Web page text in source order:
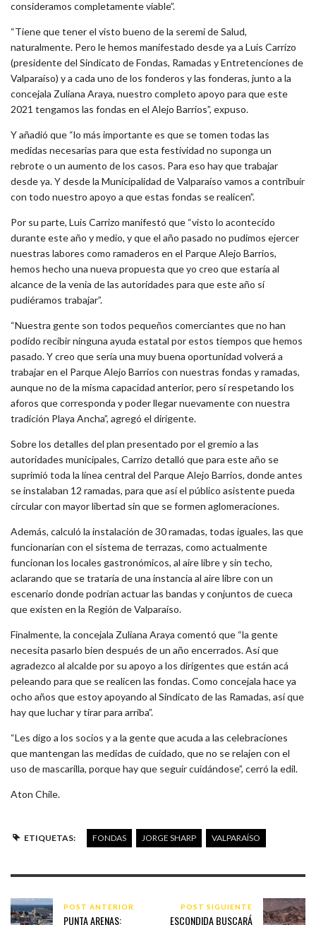
consideramos completamente viable”.
“Tiene que tener el visto bueno de la seremi de Salud,
naturalmente. Pero le hemos manifestado desde ya a Luis Carrizo
(presidente del Sindicato de Fondas, Ramadas y Entretenciones de
Valparaíso) y a cada uno de los fonderos y las fonderas, junto a la
concejala Zuliana Araya, nuestro completo apoyo para que este
2021 tengamos las fondas en el Alejo Barrios”, expuso.
Y añadió que “lo más importante es que se tomen todas las
medidas necesarias para que esta festividad no suponga un
rebrote o un aumento de los casos. Para eso hay que trabajar
desde ya. Y desde la Municipalidad de Valparaíso vamos a contribuir
con todo nuestro apoyo a que estas fondas se realicen”.
Por su parte, Luis Carrizo manifestó que “visto lo acontecido
durante este año y medio, y que el año pasado no pudimos ejercer
nuestras labores como ramaderos en el Parque Alejo Barrios,
hemos hecho una nueva propuesta que yo creo que estaría al
alcance de la venia de las autoridades para que este año sí
pudiéramos trabajar”.
“Nuestra gente son todos pequeños comerciantes que no han
podido recibir ninguna ayuda estatal por estos tiempos que hemos
pasado. Y creo que sería una muy buena oportunidad volverá a
trabajar en el Parque Alejo Barrios con nuestras fondas y ramadas,
aunque no de la misma capacidad anterior, pero sí respetando los
aforos que corresponda y poder llegar nuevamente con nuestra
tradición Playa Ancha”, agregó el dirigente.
Sobre los detalles del plan presentado por el gremio a las
autoridades municipales, Carrizo detalló que para este año se
suprimió toda la línea central del Parque Alejo Barrios, donde antes
se instalaban 12 ramadas, para que así el público asistente pueda
circular con mayor libertad sin que se formen aglomeraciones.
Además, calculó la instalación de 30 ramadas, todas iguales, las que
funcionarían con el sistema de terrazas, como actualmente
funcionan los locales gastronómicos, al aire libre y sin techo,
aclarando que se trataría de una instancia al aire libre con un
escenario donde podrían actuar las bandas y conjuntos de cueca
que existen en la Región de Valparaíso.
Finalmente, la concejala Zuliana Araya comentó que “la gente
necesita pasarlo bien después de un año encerrados. Así que
agradezco al alcalde por su apoyo a los dirigentes que están acá
peleando para que se realicen las fondas. Como concejala hace ya
ocho años que estoy apoyando al Sindicato de las Ramadas, así que
hay que luchar y tirar para arriba”.
“Les digo a los socios y a la gente que acuda a las celebraciones
que mantengan las medidas de cuidado, que no se relajen con el
uso de mascarilla, porque hay que seguir cuidándose”, cerró la edil.
Aton Chile.
ETIQUETAS: FONDAS JORGE SHARP VALPARAÍSO
POST ANTERIOR
PUNTA ARENAS:
POST SIGUIENTE
ESCONDIDA BUSCARÁ